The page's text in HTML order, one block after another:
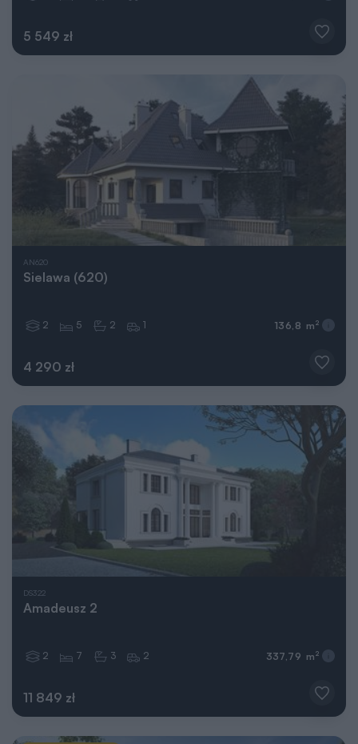
5 549 zł
AN620
Sielawa (620)
4 290 zł
2 5 2 1 136,8 m 2
DS322
Amadeusz 2
11 849 zł
2 7 3 2 337,79 m 2